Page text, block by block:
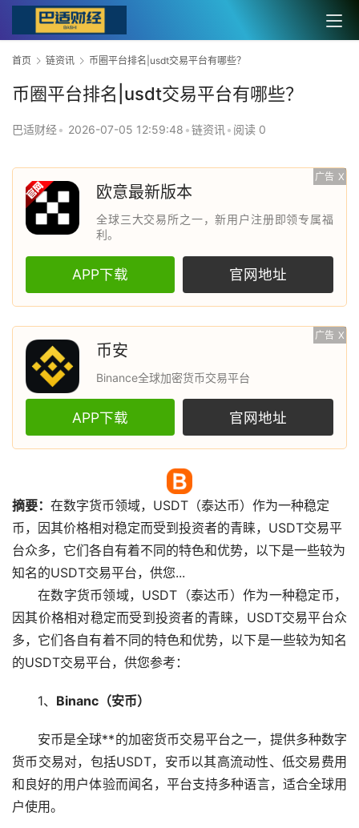
首页 链资讯 币圈平台排名|usdt交易平台有哪些？
币圈平台排名|usdt交易平台有哪些？
巴适财经• 2026-07-05 12:59:48 •链资讯 • 阅读 0
广告 X
欧意最新版本
全球三大交易所之一，新用户注册即领专属福
利。
APP下载 官网地址
广告 X
币安
Binance全球加密货币交易平台
APP下载 官网地址
摘要： 在数字货币领域，USDT（泰达币）作为一种稳定
币，因其价格相对稳定而受到投资者的青睐，USDT交易平
台众多，它们各自有着不同的特色和优势，以下是一些较为
知名的USDT交易平台，供您...
在数字货币领域，USDT（泰达币）作为一种稳定币，
因其价格相对稳定而受到投资者的青睐，USDT交易平台众
多，它们各自有着不同的特色和优势，以下是一些较为知名
的USDT交易平台，供您参考：
1、 Binanc（安币）
安币是全球**的加密货币交易平台之一，提供多种数字
货币交易对，包括USDT，安币以其高流动性、低交易费用
和良好的用户体验而闻名，平台支持多种语言，适合全球用
户使用。